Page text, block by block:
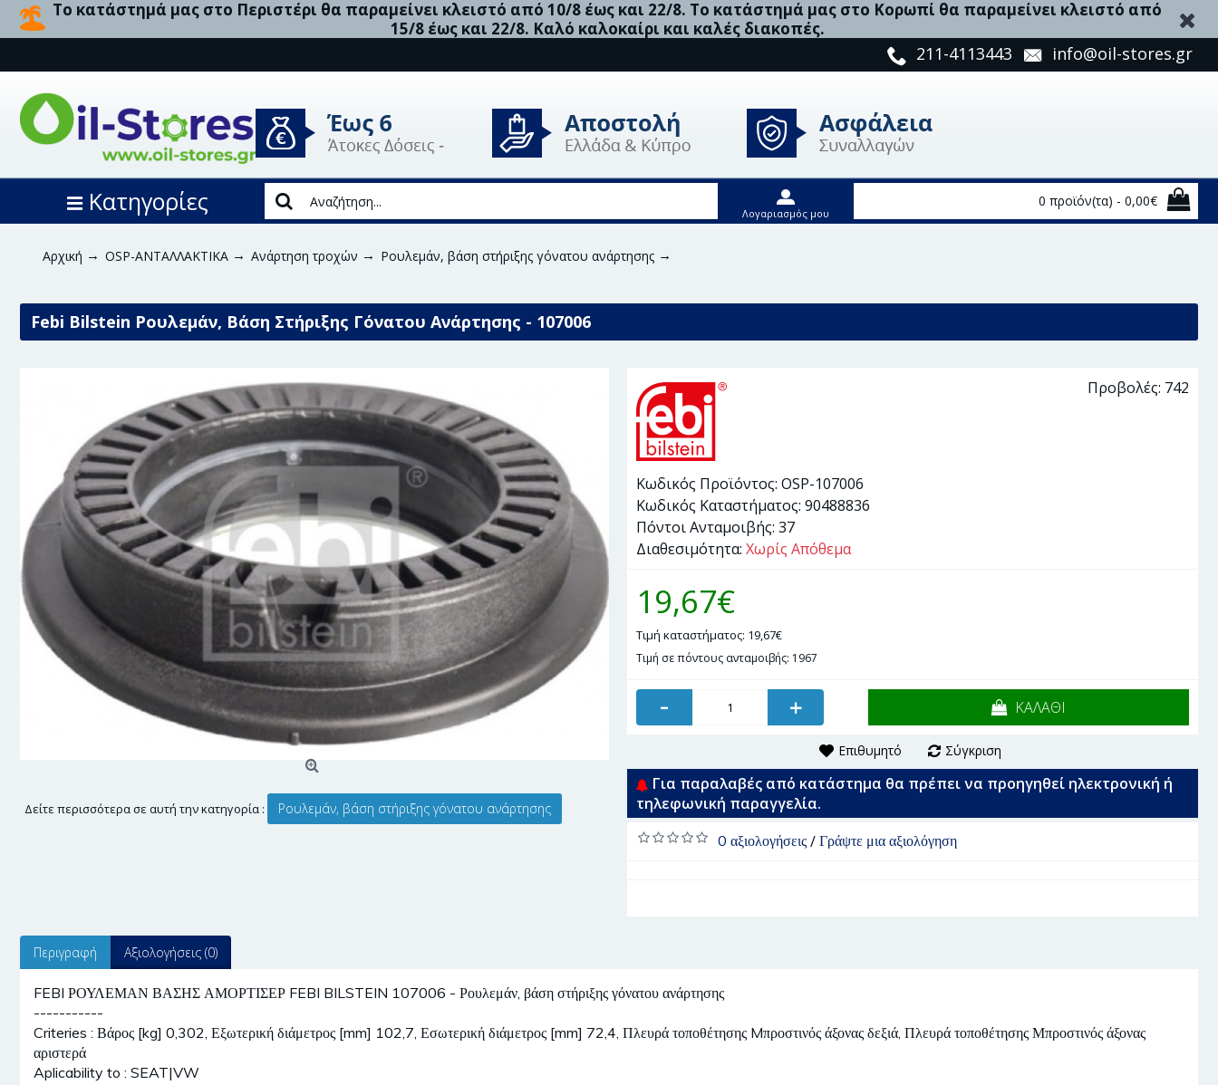
Το κατάστημά μας στο Περιστέρι θα παραμείνει κλειστό από 10/8 έως και 22/8. Το κατάστημά μας στο Κορωπί θα παραμείνει κλειστό από
15/8 έως και 22/8. Καλό καλοκαίρι και καλές διακοπές.
211-4113443 info@oil-stores.gr
Κατηγορίες Λογαριασμός μου
0 προϊόν(τα) - 0,00€
Αρχική OSP-ΑΝΤΑΛΛΑΚΤΙΚΑ Ανάρτηση τροχών Ρουλεμάν, βάση στήριξης γόνατου ανάρτησης
Febi Bilstein Ρουλεμάν, Βάση Στήριξης Γόνατου Ανάρτησης - 107006
Δείτε περισσότερα σε αυτή την κατηγορία : Ρουλεμάν, βάση στήριξης γόνατου ανάρτησης
Προβολές: 742
Κωδικός Προϊόντος: OSP-107006
Κωδικός Καταστήματος: 90488836
Πόντοι Ανταμοιβής: 37
Διαθεσιμότητα: Χωρίς Απόθεμα
19,67€
Τιμή καταστήματος: 19,67€
Τιμή σε πόντους ανταμοιβής: 1967
- + ΚΑΛΑΘΙ
Επιθυμητό Σύγκριση
Για παραλαβές από κατάστημα θα πρέπει να προηγηθεί ηλεκτρονική ή
τηλεφωνική παραγγελία.
0 αξιολογήσεις/ Γράψτε μια αξιολόγηση
Περιγραφή Αξιολογήσεις (0)
FEBI ΡΟΥΛΕΜΑΝ ΒΑΣΗΣ ΑΜΟΡΤΙΣΕΡ FEBI BILSTEIN 107006 - Ρουλεμάν, βάση στήριξης γόνατου ανάρτησης
-----------
Criteries : Βάρος [kg] 0,302, Εξωτερική διάμετρος [mm] 102,7, Εσωτερική διάμετρος [mm] 72,4, Πλευρά τοποθέτησης Mπροστινός άξονας δεξιά, Πλευρά τοποθέτησης Μπροστινός άξονας
αριστερά
Aplicability to : SEAT|VW